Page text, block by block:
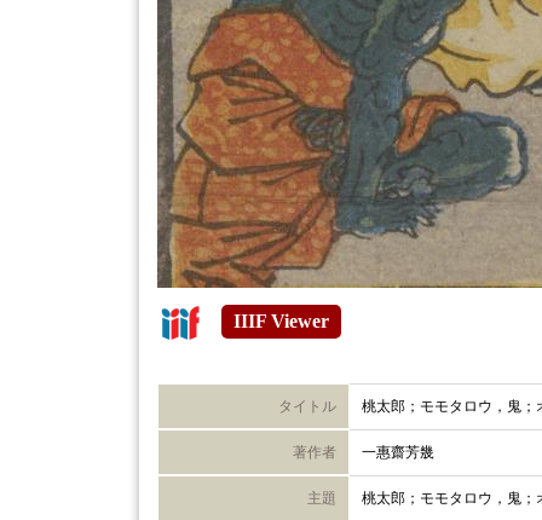
IIIF Viewer
タイトル 桃太郎；モモタロウ，鬼；
著作者 一惠齋芳㡬
主題 桃太郎；モモタロウ，鬼；